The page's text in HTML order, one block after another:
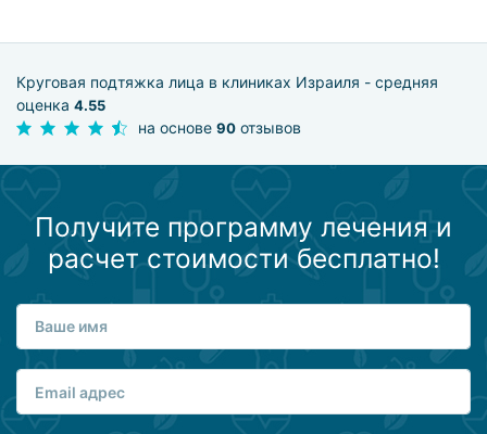
Круговая подтяжка лица в клиниках Израиля - средняя
оценка 4.55
на основе 90 отзывов
Получите программу лечения и
расчет стоимости бесплатно!